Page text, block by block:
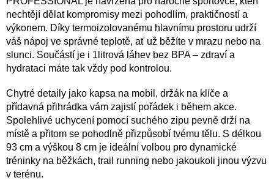
nechtějí dělat kompromisy mezi pohodlím, praktičností a
výkonem. Díky termoizolovanému hlavnímu prostoru udrží
váš nápoj ve správné teplotě, ať už běžíte v mrazu nebo na
slunci. Součástí je i 1litrová láhev bez BPA – zdraví a
hydrataci máte tak vždy pod kontrolou.
Chytré detaily jako kapsa na mobil, držák na klíče a
přídavná přihrádka vám zajistí pořádek i během akce.
Spolehlivé uchycení pomocí suchého zipu pevně drží na
místě a přitom se pohodlně přizpůsobí tvému tělu. S délkou
93 cm a výškou 8 cm je ideální volbou pro dynamické
tréninky na běžkách, trail running nebo jakoukoli jinou výzvu
v terénu.